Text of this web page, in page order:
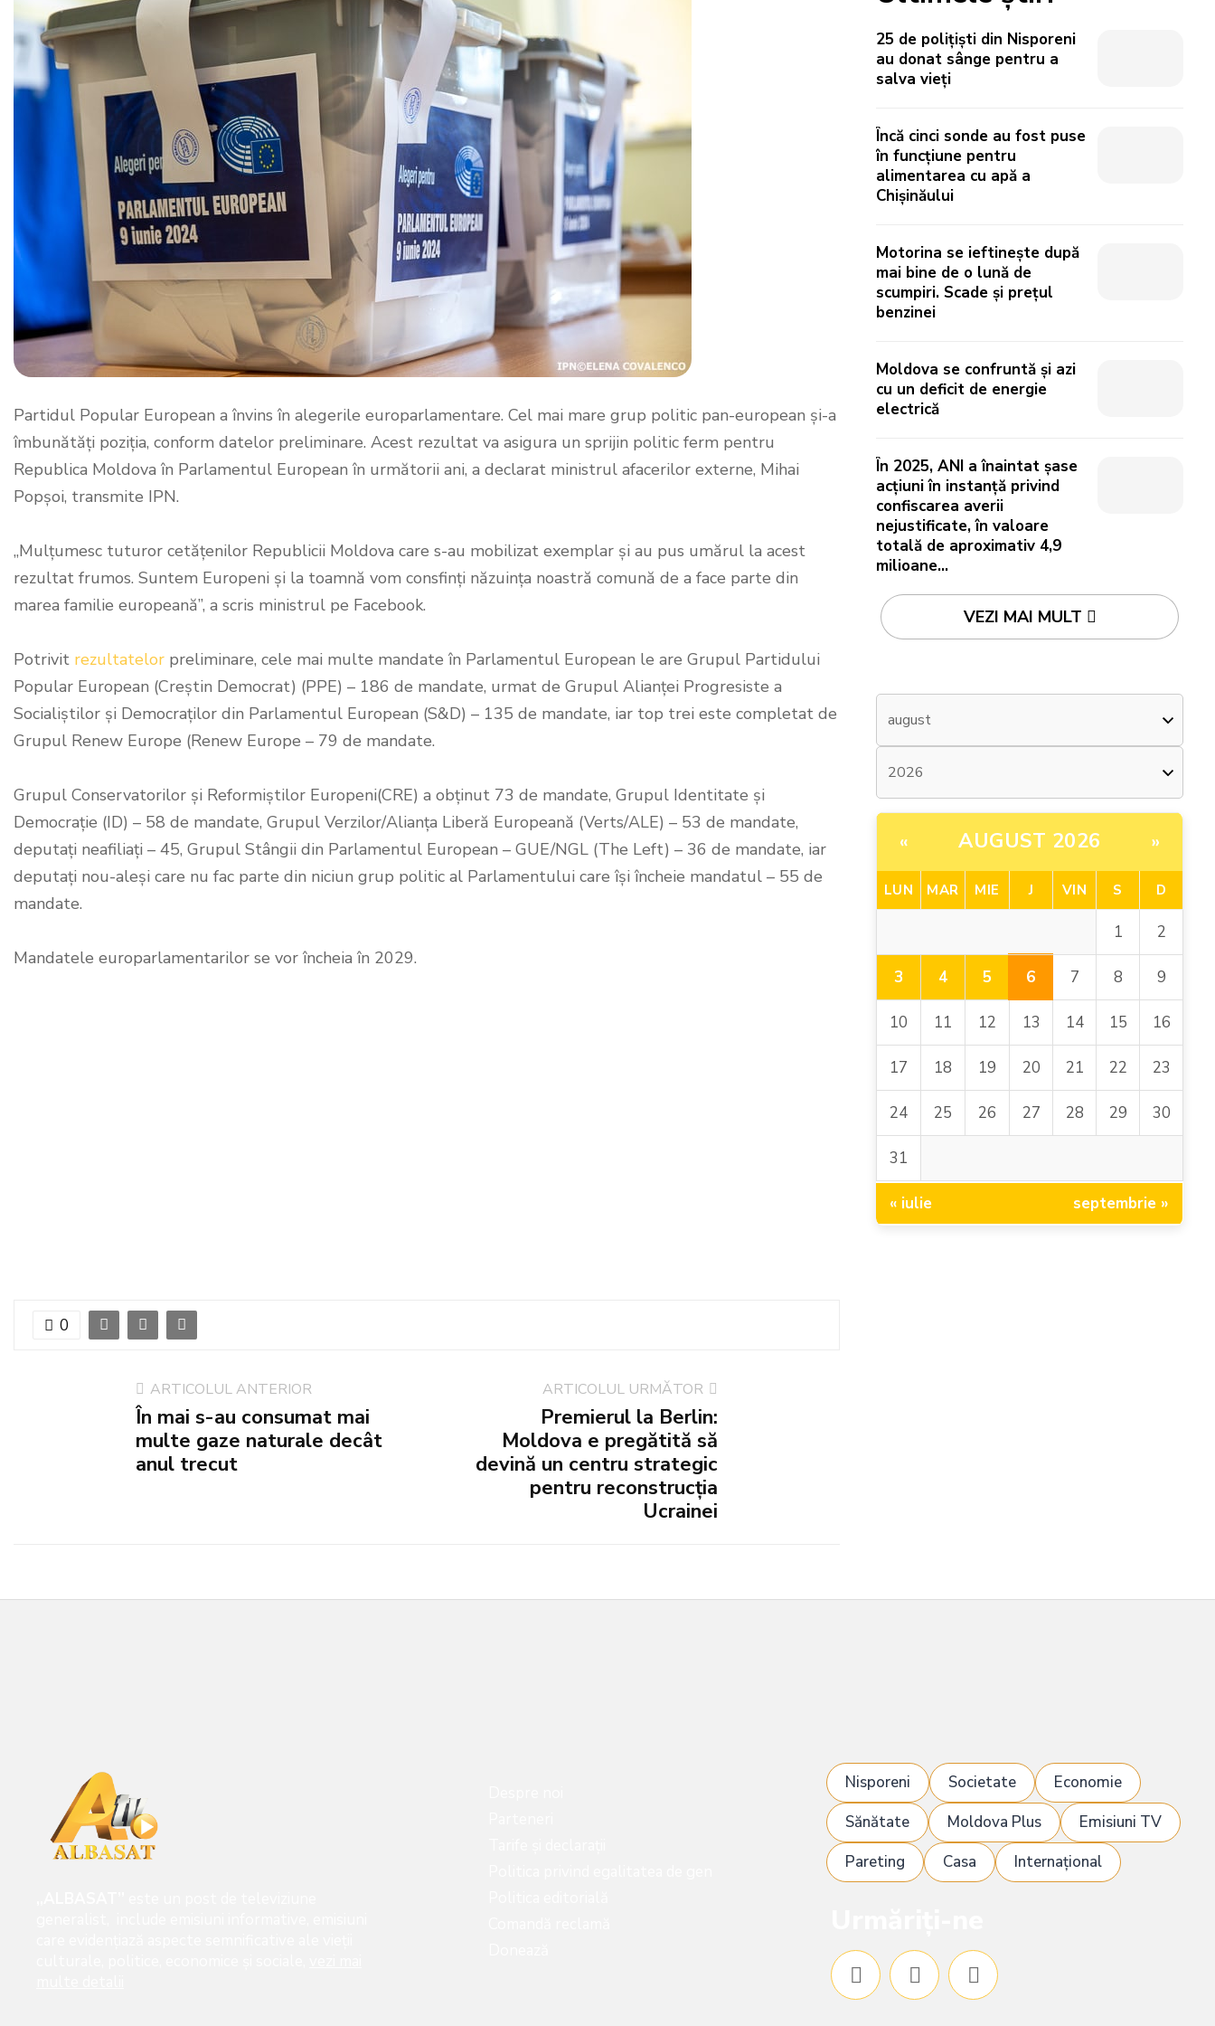
Partidul Popular European a învins în alegerile europarlamentare. Cel mai mare grup politic pan-european și-a
îmbunătăți poziția, conform datelor preliminare. Acest rezultat va asigura un sprijin politic ferm pentru
Republica Moldova în Parlamentul European în următorii ani, a declarat ministrul afacerilor externe, Mihai
Popșoi, transmite IPN.
„Mulțumesc tuturor cetățenilor Republicii Moldova care s-au mobilizat exemplar și au pus umărul la acest
rezultat frumos. Suntem Europeni și la toamnă vom consfinți năzuința noastră comună de a face parte din
marea familie europeană”, a scris ministrul pe Facebook.
Potrivit rezultatelor preliminare, cele mai multe mandate în Parlamentul European le are Grupul Partidului
Popular European (Creștin Democrat) (PPE) – 186 de mandate, urmat de Grupul Alianței Progresiste a
Socialiștilor și Democraților din Parlamentul European (S&D) – 135 de mandate, iar top trei este completat de
Grupul Renew Europe (Renew Europe – 79 de mandate.
Grupul Conservatorilor și Reformiștilor Europeni(CRE) a obținut 73 de mandate, Grupul Identitate și
Democrație (ID) – 58 de mandate, Grupul Verzilor/Alianța Liberă Europeană (Verts/ALE) – 53 de mandate,
deputați neafiliați – 45, Grupul Stângii din Parlamentul European – GUE/NGL (The Left) – 36 de mandate, iar
deputați nou-aleși care nu fac parte din niciun grup politic al Parlamentului care își încheie mandatul – 55 de
mandate.
Mandatele europarlamentarilor se vor încheia în 2029.
0
ARTICOLUL ANTERIOR
În mai s-au consumat mai
multe gaze naturale decât
anul trecut
ARTICOLUL URMĂTOR
Premierul la Berlin:
Moldova e pregătită să
devină un centru strategic
pentru reconstrucția
Ucrainei
25 de polițiști din Nisporeni
au donat sânge pentru a
salva vieți
Încă cinci sonde au fost puse
în funcțiune pentru
alimentarea cu apă a
Chișinăului
Motorina se ieftinește după
mai bine de o lună de
scumpiri. Scade și prețul
benzinei
Moldova se confruntă și azi
cu un deficit de energie
electrică
În 2025, ANI a înaintat șase
acțiuni în instanță privind
confiscarea averii
nejustificate, în valoare
totală de aproximativ 4,9
milioane...
VEZI MAI MULT
« AUGUST 2026 »
LUN MAR MIE J VIN S D
1 2
3 4 5 6 7 8 9
10 11 12 13 14 15 16
17 18 19 20 21 22 23
24 25 26 27 28 29 30
31
« iulie septembrie »
Nisporeni Societate
Economie
Sănătate
Moldova Plus
Emisiuni TV
Pareting
Casa Internațional